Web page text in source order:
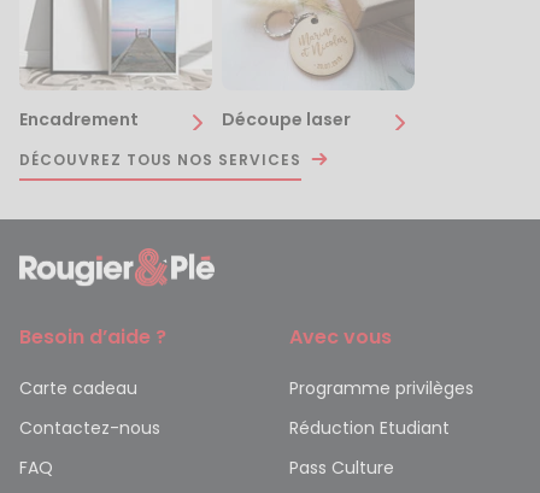
Encadrement Découpe laser
DÉCOUVREZ TOUS NOS SERVICES
Besoin d’aide ?
Carte cadeau
Contactez-nous
FAQ
Avec vous
Programme privilèges
Réduction Etudiant
Pass Culture